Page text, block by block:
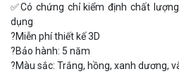
✅Có chứng chỉ kiểm định chất
dụng
?Miễn phí thiết kế 3D
?Bảo hành: 5 năm
?Màu sắc: Trắng, hồng, xanh dương,